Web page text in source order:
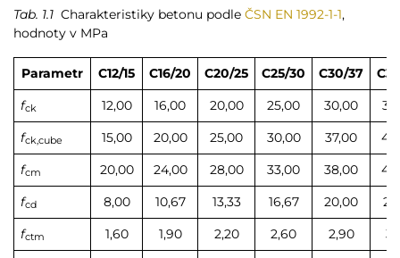
Tab. 1.1 Charakteristiky betonu podle ČSN EN 1992-1-1,
hodnoty v MPa
Parametr C12/15 C16/20 C20/25 C25/30 C30/37
fck 12,00 16,00 20,00 25,00 30,00
fck,cube 15,00 20,00 25,00 30,00 37,00
fcm 20,00 24,00 28,00 33,00 38,00
fcd 8,00 10,67 13,33 16,67 20,00
fctm 1,60 1,90 2,20 2,60 2,90